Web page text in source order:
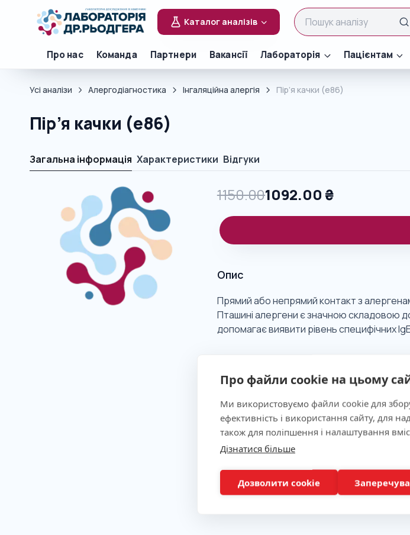
Про файли cookie на цьому
Ми використовуємо файли cookie для
ефективність і використання сайту, для
також для поліпшення і налаштування
Дізнатися більше
Дозволити cookie
Каталог аналізів
Про нас Команда Партнери Вакансії Лабораторія Пацієнтам
Усі аналізи Алергодіагностика Інгаляційна алергія Пір’я качки (e86)
Пір’я качки (e86)
Загальна інформація Характеристики Відгуки
1150.001092.00 ₴
Опис
Прямий або непрямий контакт з
Пташині алергени є значною складовою
допомагає виявити рівень специфічних
Клінічна значимість
Показання
Метод
Підготовка